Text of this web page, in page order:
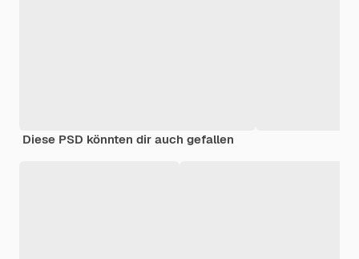
Diese PSD könnten dir auch gefallen